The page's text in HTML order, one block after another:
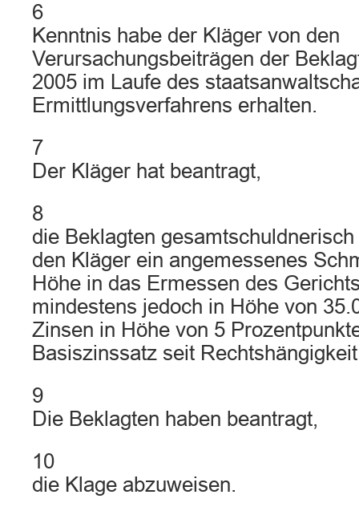
6
Kenntnis habe der Kläger von den
Verursachungsbeiträgen der
2005 im Laufe des
Ermittlungsverfahrens erhalten.
7
Der Kläger hat beantragt,
8
die Beklagten
den Kläger ein angemessenes
Höhe in das Ermessen des
mindestens jedoch in Höhe von
Zinsen in Höhe von 5
Basiszinssatz seit
9
Die Beklagten haben beantragt,
10
die Klage abzuweisen.